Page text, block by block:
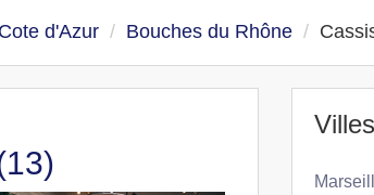
d'Azur Bouches du Rhône